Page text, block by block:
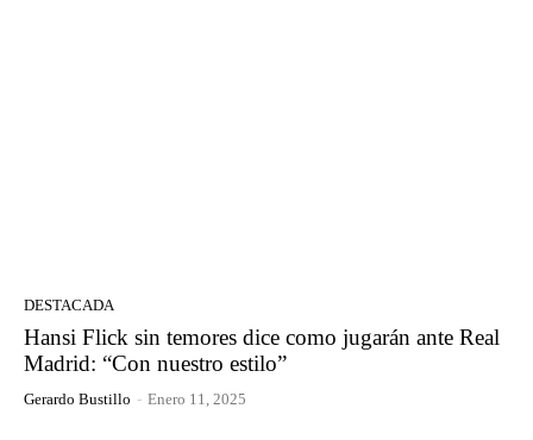
DESTACADA
Hansi Flick sin temores dice como jugarán ante Real
Madrid: “Con nuestro estilo”
Gerardo Bustillo - Enero 11, 2025